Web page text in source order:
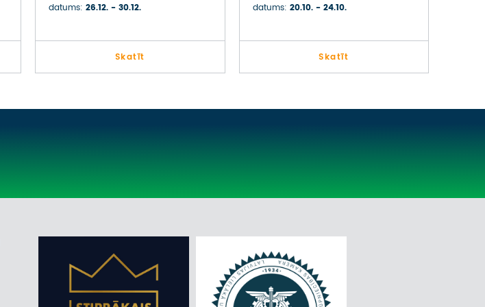
datums: 26.12. - 30.12.
Skatīt
datums: 20.10. - 24.10.
Skatīt